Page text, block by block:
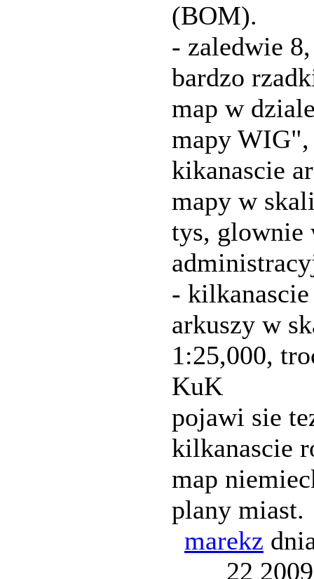
(BOM).
- zaledwie
bardzo
map w
mapy WIG",
kikanascie
mapy w
tys, glownie
-
arkuszy w
1:25,000,
KuK
pojawi sie
kilkanascie
map
plany miast.
marekz
22